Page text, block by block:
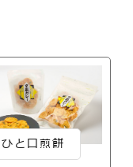
ひと口煎餅